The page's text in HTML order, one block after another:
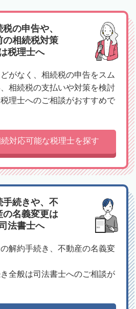
の申告や、
の相続税対策
税理士へ
がなく、相続税の申告をスム
相続税の支払いや対策を検討
理士へのご相談がおすすめで
対応可能な税理士を探す
手続きや、不
の名義変更は
法書士へ
解約手続き、不動産の名義変
全般は司法書士へのご相談が